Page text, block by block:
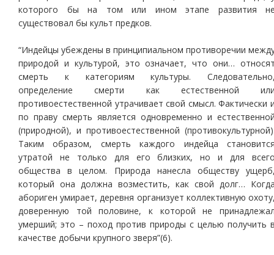
которого бы на том или ином этапе развития
существовал бы культ предков.
“Индейцы убеждены в принципиальном противоречии
природой и культурой, это означает, что они…
смерть к категориям культуры.
определение смерти как естественной
противоестественной утрачивает свой смысл. Фактически
по праву смерть является одновременно и
(природной), и противоестественной
Таким образом, смерть каждого индейца
утратой не только для его близких, но и для
общества в целом. Природа нанесла обществу
который она должна возместить, как свой долг…
абориген умирает, деревня организует коллективную
доверенную той половине, к которой не
умерший; это – поход против природы с целью получить
качестве добычи крупного зверя”(6).